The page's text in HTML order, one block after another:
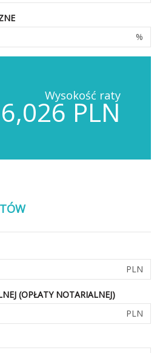
%
Wysokość raty
6,026 PLN
PLN
(OPŁATY NOTARIALNEJ)
PLN